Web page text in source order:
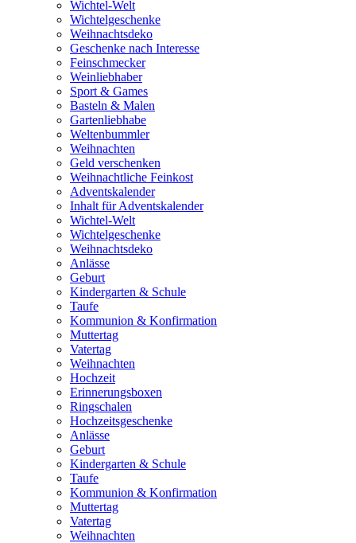
Wichtel-Welt
Wichtelgeschenke
Weihnachtsdeko
Geschenke nach Interesse
Feinschmecker
Weinliebhaber
Sport & Games
Basteln & Malen
Gartenliebhabe
Weltenbummler
Weihnachten
Geld verschenken
Weihnachtliche Feinkost
Adventskalender
Inhalt für Adventskalender
Wichtel-Welt
Wichtelgeschenke
Weihnachtsdeko
Anlässe
Geburt
Kindergarten & Schule
Taufe
Kommunion & Konfirmation
Muttertag
Vatertag
Weihnachten
Hochzeit
Erinnerungsboxen
Ringschalen
Hochzeitsgeschenke
Anlässe
Geburt
Kindergarten & Schule
Taufe
Kommunion & Konfirmation
Muttertag
Vatertag
Weihnachten